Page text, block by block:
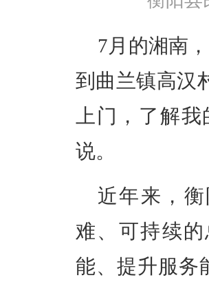
7月的湘南
到曲兰镇高汉
上门，了解
说。
近年来，
难、可持续
能、提升服务